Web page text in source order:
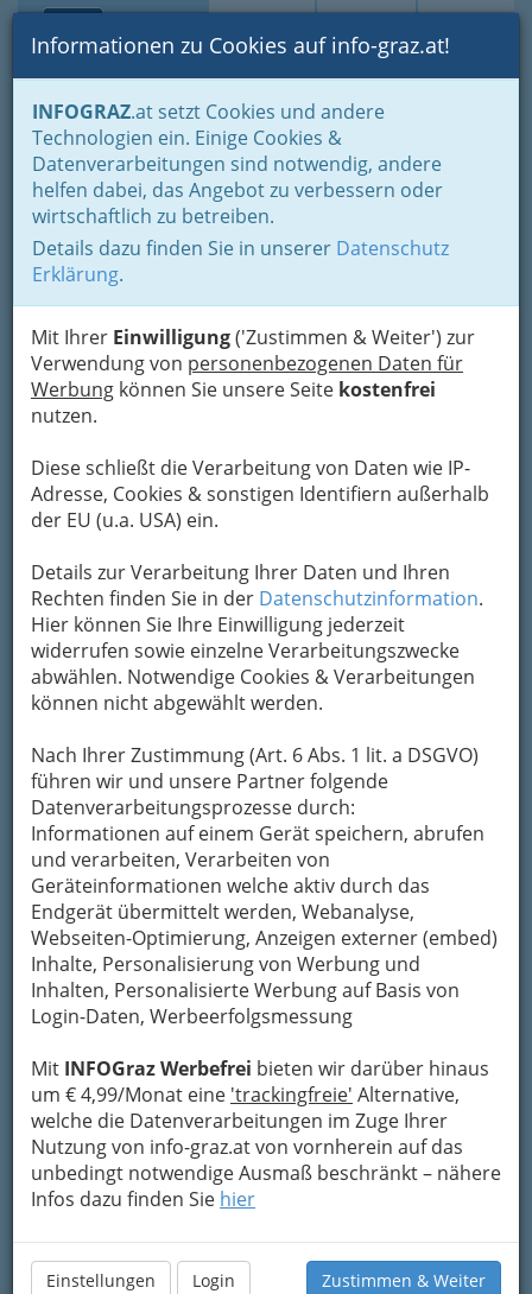
Suche Login Toggle
Informationen zu Cookies auf info-graz.at!
INFOGRAZ.at setzt Cookies und andere
Technologien ein. Einige Cookies &
Datenverarbeitungen sind notwendig, andere
helfen dabei, das Angebot zu verbessern oder
wirtschaftlich zu betreiben.
Details dazu finden Sie in unserer Datenschutz
Erklärung.
Mit Ihrer Einwilligung('Zustimmen & Weiter') zur
Verwendung von personenbezogenen Daten für
Werbung können Sie unsere Seite kostenfrei
nutzen.
Diese schließt die Verarbeitung von Daten wie IP-
Adresse, Cookies & sonstigen Identifiern außerhalb
der EU (u.a. USA) ein.
Details zur Verarbeitung Ihrer Daten und Ihren
Rechten finden Sie in der Datenschutzinformation.
Hier können Sie Ihre Einwilligung jederzeit
widerrufen sowie einzelne Verarbeitungszwecke
abwählen. Notwendige Cookies & Verarbeitungen
können nicht abgewählt werden.
Nach Ihrer Zustimmung (Art. 6 Abs. 1 lit. a DSGVO)
führen wir und unsere Partner folgende
Datenverarbeitungsprozesse durch:
Informationen auf einem Gerät speichern, abrufen
und verarbeiten, Verarbeiten von
Geräteinformationen welche aktiv durch das
Endgerät übermittelt werden, Webanalyse,
Webseiten-Optimierung, Anzeigen externer (embed)
Inhalte, Personalisierung von Werbung und
Inhalten, Personalisierte Werbung auf Basis von
Login-Daten, Werbeerfolgsmessung
Mit INFOGraz Werbefrei bieten wir darüber hinaus
um € 4,99/Monat eine 'trackingfreie' Alternative,
welche die Datenverarbeitungen im Zuge Ihrer
Nutzung von info-graz.at von vornherein auf das
unbedingt notwendige Ausmaß beschränkt – nähere
Infos dazu finden Sie hier
Einstellungen Login Zustimmen & Weiter
Home Branchen
Gewerbe, Handwerk, Banken
Information und Consulting
Fachgruppe der Versi- cherungsmakler und Berater in Versiche-
rungsangelegenheiten
Fides Versicherung &
Finanzberatung GmbH
Plüddemanngasse 67 a, 8010 Graz
+43 316 481 199 - 18
Karte
Karte anzeigen
Kontaktaufnahme
Um die Info-Graz Firmenvor Spam-Mails zu
bewahren, verwenden wir an dieser Stelle zur
Übermittlung Ihrer Nachricht ein sicheres
Formular. Ihre Nachricht wird nach dem
Absenden umgehend per Mail an das
Unternehmen Fides Versicherung &
Finanzberatung GmbH weitergeleitet.
Mein Name
Meine Email Adresse
Mein Betreff
Meine Nachricht